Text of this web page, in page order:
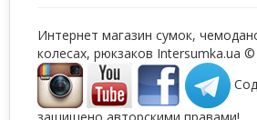
Интернет магазин сумок,
колесах, рюкзаков Intersumka.ua